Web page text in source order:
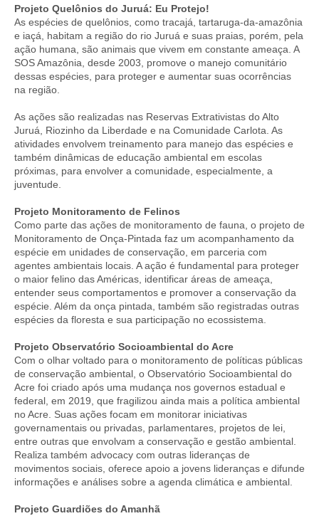
Projeto Quelônios do Juruá: Eu Protejo!
As espécies de quelônios, como tracajá, tartaruga-da-amazônia
e iaçá, habitam a região do rio Juruá e suas praias, porém, pela
ação humana, são animais que vivem em constante ameaça. A
SOS Amazônia, desde 2003, promove o manejo comunitário
dessas espécies, para proteger e aumentar suas ocorrências
na região.
As ações são realizadas nas Reservas Extrativistas do Alto
Juruá, Riozinho da Liberdade e na Comunidade Carlota. As
atividades envolvem treinamento para manejo das espécies e
também dinâmicas de educação ambiental em escolas
próximas, para envolver a comunidade, especialmente, a
juventude.
Projeto Monitoramento de Felinos
Como parte das ações de monitoramento de fauna, o projeto de
Monitoramento de Onça-Pintada faz um acompanhamento da
espécie em unidades de conservação, em parceria com
agentes ambientais locais. A ação é fundamental para proteger
o maior felino das Américas, identificar áreas de ameaça,
entender seus comportamentos e promover a conservação da
espécie. Além da onça pintada, também são registradas outras
espécies da floresta e sua participação no ecossistema.
Projeto Observatório Socioambiental do Acre
Com o olhar voltado para o monitoramento de políticas públicas
de conservação ambiental, o Observatório Socioambiental do
Acre foi criado após uma mudança nos governos estadual e
federal, em 2019, que fragilizou ainda mais a política ambiental
no Acre. Suas ações focam em monitorar iniciativas
governamentais ou privadas, parlamentares, projetos de lei,
entre outras que envolvam a conservação e gestão ambiental.
Realiza também advocacy com outras lideranças de
movimentos sociais, oferece apoio a jovens lideranças e difunde
informações e análises sobre a agenda climática e ambiental.
Projeto Guardiões do Amanhã